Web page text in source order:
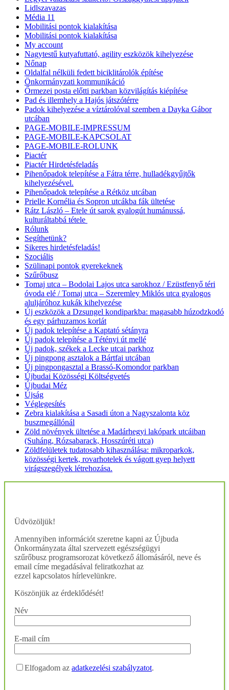
Lidlszavazas
Média 11
Mobilitási pontok kialakítása
Mobilitási pontok kialakítása
My account
Nagytestű kutyafuttató, agility eszközök kihelyezése
Nőnap
Oldalfal nélküli fedett biciklitárolók építése
Önkormányzati kommunikáció
Őrmezei posta előtti parkban közvilágítás kiépítése
Pad és illemhely a Hajós játszótérre
Padok kihelyezése a víztárolóval szemben a Dayka Gábor
utcában
PAGE-MOBILE-IMPRESSUM
PAGE-MOBILE-KAPCSOLAT
PAGE-MOBILE-ROLUNK
Piactér
Piactér Hirdetésfeladás
Pihenőpadok telepítése a Fátra térre, hulladékgyűjtők
kihelyezésével.
Pihenőpadok telepítése a Rétköz utcában
Prielle Kornélia és Sopron utcákba fák ültetése
Rátz László – Etele út sarok gyalogút humánussá,
kulturáltabbá tétele
Rólunk
Segíthetünk?
Sikeres hirdetésfeladás!
Szociális
Szülinapi pontok gyerekeknek
Szűrőbusz
Tomaj utca – Bodolai Lajos utca sarokhoz / Ezüstfenyő téri
óvoda elé / Tomaj utca – Szeremley Miklós utca gyalogos
aluljáróhoz kukák kihelyezése
Új eszközök a Dzsungel kondiparkba: magasabb húzodzkodó
és egy párhuzamos korlát
Új padok telepítése a Kaptató sétányra
Új padok telepítése a Tétényi út mellé
Új padok, székek a Lecke utcai parkhoz
Új pingpong asztalok a Bártfai utcában
Új pingpongasztal a Brassó-Komondor parkban
Újbudai Közösségi Költségvetés
Újbudai Méz
Újság
Véglegesítés
Zebra kialakítása a Sasadi úton a Nagyszalonta köz
buszmegállónál
Zöld növények ültetése a Madárhegyi lakópark utcáiban
(Suháng, Rózsabarack, Hosszúréti utca)
Zöldfelületek tudatosabb kihasználása: mikroparkok,
közösségi kertek, rovarhotelek és vágott gyep helyett
virágszegélyek létrehozása.
Üdvözöljük!
Amennyiben információt szeretne kapni az Újbuda
Önkormányzata által szervezett egészségügyi
szűrőbusz programsorozat következő állomásáról, neve és
email címe megadásával feliratkozhat az
ezzel kapcsolatos hírlevelünkre.
Köszönjük az érdeklődését!
Név
E-mail cím
Elfogadom az adatkezelési szabályzatot.